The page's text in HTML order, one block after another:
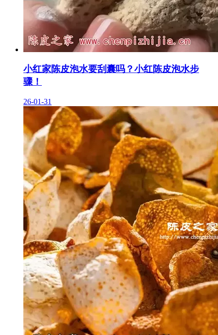
小红家陈皮泡水要刮囊吗？小红陈皮泡水步
骤！
26-01-31